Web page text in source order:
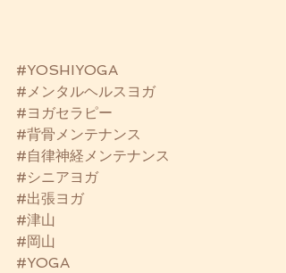
#YOSHIYOGA
#メンタルヘルスヨガ
#ヨガセラピー
#背骨メンテナンス
#自律神経メンテナンス
#シニアヨガ
#出張ヨガ
#津山
#岡山
#YOGA